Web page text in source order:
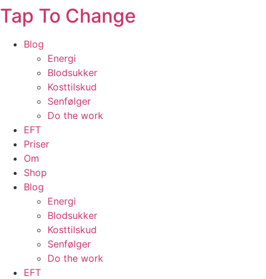
Skip
to
content
Tap To Change
Blog
Energi
Blodsukker
Kosttilskud
Senfølger
Do the work
EFT
Priser
Om
Shop
Blog
Energi
Blodsukker
Kosttilskud
Senfølger
Do the work
EFT